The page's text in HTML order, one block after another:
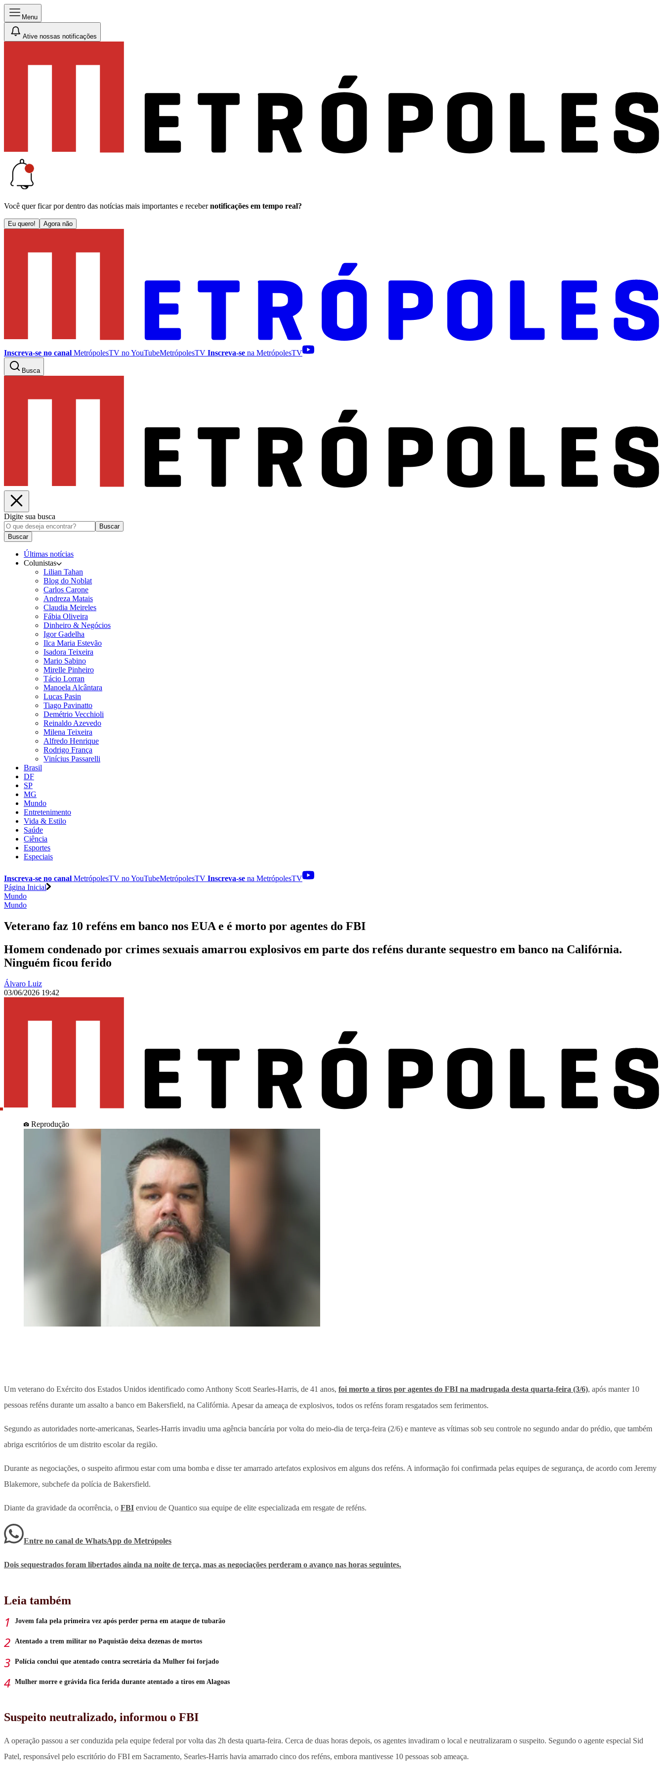
Menu
Ative nossas notificações
Você quer ficar por dentro das notícias mais importantes e receber notificações em tempo real?
Eu quero! Agora não
Inscreva-se no canal MetrópolesTV noYouTubeMetrópolesTV Inscreva-se na MetrópolesTV
Busca
Digite sua busca
Buscar
Buscar
Últimas notícias
Colunistas
Lilian Tahan
Blog do Noblat
Carlos Carone
Andreza Matais
Claudia Meireles
Fábia Oliveira
Dinheiro & Negócios
Igor Gadelha
Ilca Maria Estevão
Isadora Teixeira
Mario Sabino
Mirelle Pinheiro
Tácio Lorran
Manoela Alcântara
Lucas Pasin
Tiago Pavinatto
Demétrio Vecchioli
Reinaldo Azevedo
Milena Teixeira
Alfredo Henrique
Rodrigo França
Vinícius Passarelli
Brasil
DF
SP
MG
Mundo
Entretenimento
Vida & Estilo
Saúde
Ciência
Esportes
Especiais
Inscreva-se no canal MetrópolesTV noYouTubeMetrópolesTV Inscreva-se na MetrópolesTV
Página Inicial
Mundo
Mundo
Veterano faz 10 reféns em banco nos EUA e é morto por agentes do FBI
Homem condenado por crimes sexuais amarrou explosivos em parte dos reféns durante sequestro em banco na Califórnia.
Ninguém ficou ferido
Álvaro Luiz
03/06/2026 19:42
Reprodução
Um veterano do Exército dos Estados Unidos identificado como Anthony Scott Searles-Harris, de 41 anos, foi morto a tiros por agentes do FBI na madrugada desta quarta-feira (3/6), após manter 10
pessoas reféns durante um assalto a banco em Bakersfield, na Califórnia. Apesar da ameaça de explosivos, todos os reféns foram resgatados sem ferimentos.
Segundo as autoridades norte-americanas, Searles-Harris invadiu uma agência bancária por volta do meio-dia de terça-feira (2/6) e manteve as vítimas sob seu controle no segundo andar do prédio, que também
abriga escritórios de um distrito escolar da região.
Durante as negociações, o suspeito afirmou estar com uma bomba e disse ter amarrado artefatos explosivos em alguns dos reféns. A informação foi confirmada pelas equipes de segurança, de acordo com Jeremy
Blakemore, subchefe da polícia de Bakersfield.
Diante da gravidade da ocorrência, o FBI enviou de Quantico sua equipe de elite especializada em resgate de reféns.
Entre no canal de WhatsApp do Metrópoles
Dois sequestrados foram libertados ainda na noite de terça, mas as negociações perderam o avanço nas horas seguintes.
Leia também
Jovem fala pela primeira vez após perder perna em ataque de tubarão
Atentado a trem militar no Paquistão deixa dezenas de mortos
Polícia conclui que atentado contra secretária da Mulher foi forjado
Mulher morre e grávida fica ferida durante atentado a tiros em Alagoas
Suspeito neutralizado, informou o FBI
A operação passou a ser conduzida pela equipe federal por volta das 2h desta quarta-feira. Cerca de duas horas depois, os agentes invadiram o local e neutralizaram o suspeito. Segundo o agente especial Sid
Patel, responsável pelo escritório do FBI em Sacramento, Searles-Harris havia amarrado cinco dos reféns, embora mantivesse 10 pessoas sob ameaça.